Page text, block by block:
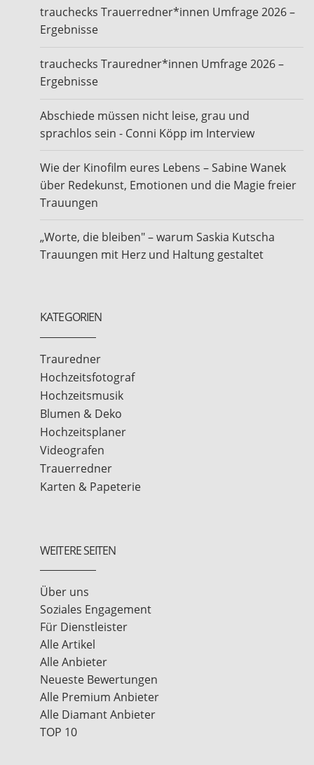
trauchecks Trauerredner*innen Umfrage 2026 –
Ergebnisse
trauchecks Trauredner*innen Umfrage 2026 –
Ergebnisse
Abschiede müssen nicht leise, grau und
sprachlos sein - Conni Köpp im Interview
Wie der Kinofilm eures Lebens – Sabine Wanek
über Redekunst, Emotionen und die Magie freier
Trauungen
„Worte, die bleiben" – warum Saskia Kutscha
Trauungen mit Herz und Haltung gestaltet
KATEGORIEN
Trauredner
Hochzeitsfotograf
Hochzeitsmusik
Blumen & Deko
Hochzeitsplaner
Videografen
Trauerredner
Karten & Papeterie
WEITERE SEITEN
Über uns
Soziales Engagement
Für Dienstleister
Alle Artikel
Alle Anbieter
Neueste Bewertungen
Alle Premium Anbieter
Alle Diamant Anbieter
TOP 10